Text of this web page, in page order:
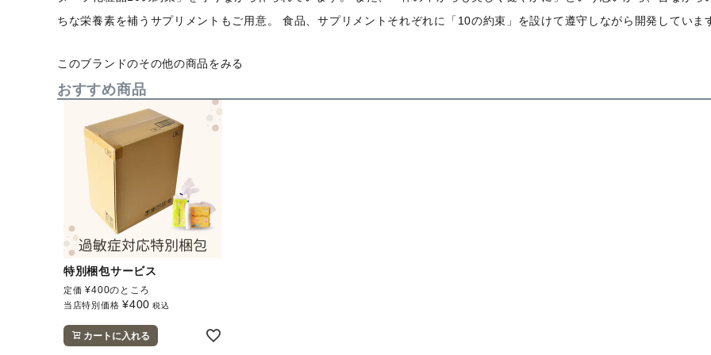
ちな栄養素を補うサプリメントもご用意。 食品、サプリメントそれぞれに「10の約束」を設けて遵守しながら開発していま
このブランドのその他の商品をみる
おすすめ商品
特別梱包サービス
定価 ¥400のところ
当店特別価格 ¥400 税込
カートに入れる